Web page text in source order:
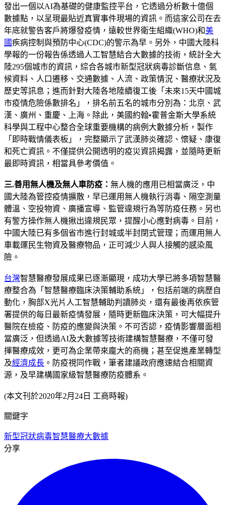
發出一個以AI為基礎的健康監控平台，它透過分析數十億個
數據點，以呈現最貼近真實事件現場的資訊。而這家公司在去
年底就警告客戶將爆發疫情，遠較世界衛生組織(WHO)和美
國疾病控制與預防中心(CDC)的警示為早。另外，中國大陸科
學報的一份報告係透過人工智慧結合大數據的技術，統計全大
陸295個城市的資訊，綜合各城市新型冠狀病毒診斷信息、氣
候資料、人口遷移、交通數據、人流、政策情況、醫療狀況及
歷史等訊息；進而針對大陸各地陸續復工後「未來15天中國城
市疫情危險係數排名」，排名前五名的城市分別為：北京、武
漢、廣州、重慶、上海。除此，美國約翰•霍普金斯大學系統
科學與工程中心整合全球重要機構的病例大數據分析，製作
「即時戰情儀表板」，完整顯示了武漢肺炎確認、懷疑、康復
和死亡資訊。不僅提供公開透明的疫災資訊揭露，並隨時更新
最即時資訊，相當具參考價值。
三.善用無人機及無人車防疫： 無人機的應用已相當廣泛，中
國大陸為管控疫情擴散，早已運用無人機執行消毒、隔空測量
體溫、空投物資、廣播宣導、監管違規行為等防疫任務。另也
有警方操作無人機揪出違規民眾，提醒小心應對病毒。目前，
中國大陸已有多個省市進行封城或半封閉式管理；而運用無人
車載運民生物資及醫療物品，正可減少人與人接觸的感染風
險。
台灣智慧醫療發展成果已逐漸顯現，成功大學已將多項智慧醫
療整合為「智慧醫療臨床決策輔助系統」，包括前端的病歷自
動化，胸部X光片人工智慧輔助判讀肺炎，還有最後再依疾管
署提供的每日最新疫情發展，隨時更新臨床決策，可大幅提升
醫院在檢疫、防疫的應變與決策。不可否認，疫情影響層面相
當廣泛，但透過AI及大數據等技術建構智慧醫療，不僅可發
揮醫療成效，更可為企業帶來龐大的商機；甚至促進產業轉型
及經濟成長 。防疫視同作戰，筆者建議政府應速結合相關資
源，及早建構國家級智慧醫療防疫體系。
(本文刊於2020年2月24日 工商時報)
關鍵字
新型冠狀病毒智慧醫療大數據
分享